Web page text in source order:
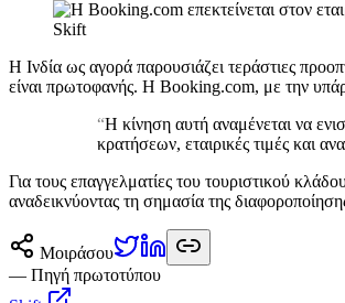
Skift
Η Ινδία ως αγορά παρουσιάζει τεράστιες
είναι πρωτοφανής. Η Booking.com, με την
“Η κίνηση αυτή αναμένεται να
κρατήσεων, εταιρικές τιμές και
Για τους επαγγελματίες του τουριστικού
αναδεικνύοντας τη σημασία της
Μοιράσου
— Πηγή πρωτοτύπου